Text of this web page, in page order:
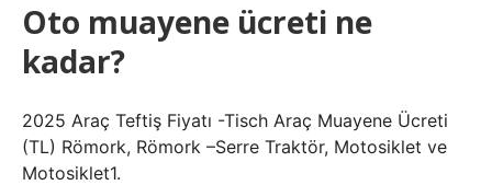
Oto muayene ücreti ne
kadar?
2025 Araç Teftiş Fiyatı -Tisch Araç Muayene Ücreti
(TL) Römork, Römork –Serre Traktör, Motosiklet ve
Motosiklet1.